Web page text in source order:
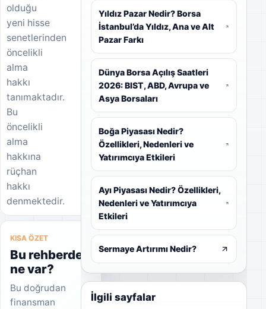
olduğu
yeni hisse
senetlerinden
öncelikli
alma
hakkı
tanımaktadır.
Bu
öncelikli
alma
hakkına
rüçhan
hakkı
denmektedir.
KISA ÖZET
Bu rehberde
ne var?
Bu doğrudan
finansman
Yıldız Pazar Nedir? Borsa
İstanbul’da Yıldız, Ana ve Alt
Pazar Farkı
Dünya Borsa Açılış Saatleri
2026: BIST, ABD, Avrupa ve
Asya Borsaları
Boğa Piyasası Nedir?
Özellikleri, Nedenleri ve
Yatırımcıya Etkileri
Ayı Piyasası Nedir? Özellikleri,
Nedenleri ve Yatırımcıya
Etkileri
Sermaye Artırımı Nedir?
İlgili sayfalar